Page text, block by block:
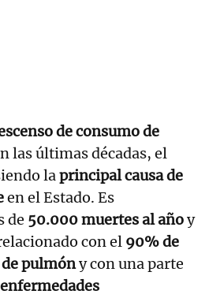
de consumo de
las últimas décadas, el
laprincipal causa de
en el Estado. Es
de 50.000 muertes al añoy
con el 90% de
de pulmóny con una parte
enfermedades